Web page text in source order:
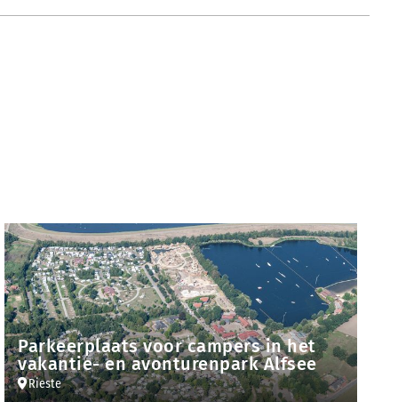
Parkeerplaats voor campers in het
vakantie- en avonturenpark Alfsee
Rieste